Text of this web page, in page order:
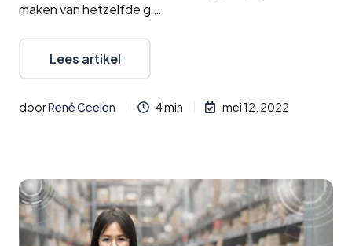
maken van hetzelfde g …
Lees artikel
doorRené Ceelen 4 min mei 12, 2022